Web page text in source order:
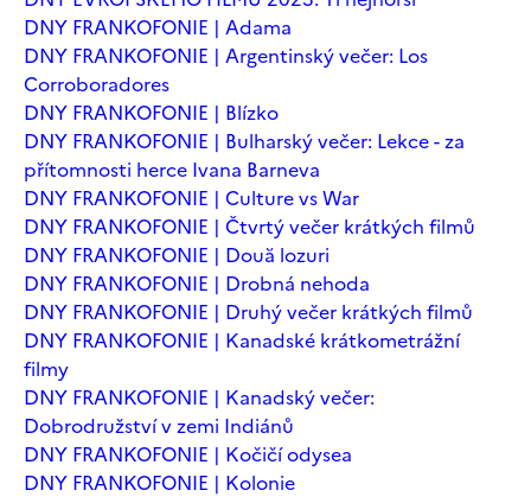
DNY FRANKOFONIE | Adama
DNY FRANKOFONIE | Argentinský večer: Los
Corroboradores
DNY FRANKOFONIE | Blízko
DNY FRANKOFONIE | Bulharský večer: Lekce - za
přítomnosti herce Ivana Barneva
DNY FRANKOFONIE | Culture vs War
DNY FRANKOFONIE | Čtvrtý večer krátkých filmů
DNY FRANKOFONIE | Două lozuri
DNY FRANKOFONIE | Drobná nehoda
DNY FRANKOFONIE | Druhý večer krátkých filmů
DNY FRANKOFONIE | Kanadské krátkometrážní
filmy
DNY FRANKOFONIE | Kanadský večer:
Dobrodružství v zemi Indiánů
DNY FRANKOFONIE | Kočičí odysea
DNY FRANKOFONIE | Kolonie